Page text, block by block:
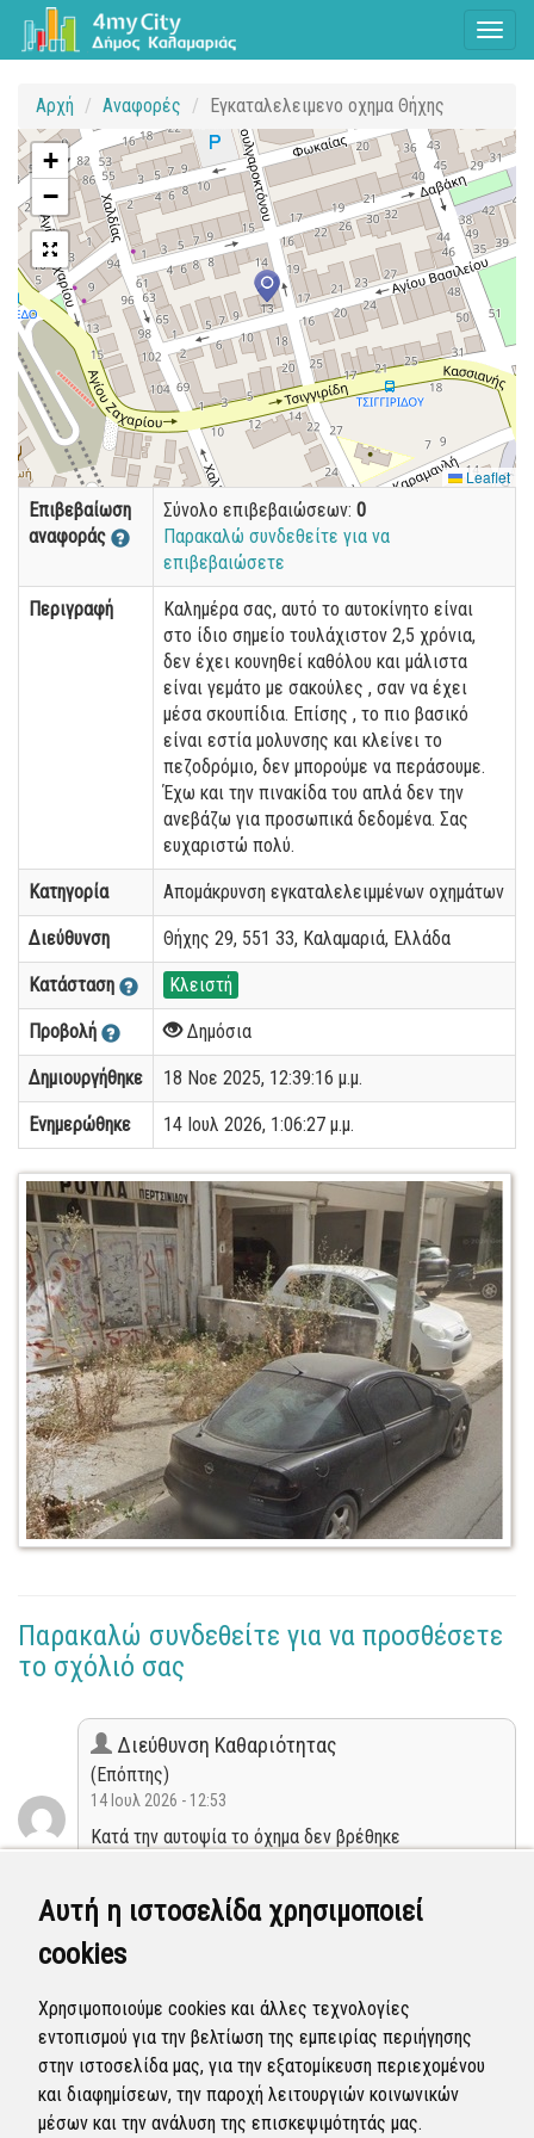
Αυτή η ιστοσελίδα χρησιμοποιεί
cookies
Χρησιμοποιούμε cookies και άλλες τεχνολογίες
εντοπισμού για την βελτίωση της εμπειρίας περιήγησης
στην ιστοσελίδα μας, για την εξατομίκευση περιεχομένου
και διαφημίσεων, την παροχή λειτουργιών κοινωνικών
μέσων και την ανάλυση της επισκεψιμότητάς μας.
Αρχή Αναφορές Εγκαταλελειμενο οχημα Θήχης
+
−
Leaflet
Επιβεβαίωση
αναφοράς
Σύνολο επιβεβαιώσεων: 0
Παρακαλώ συνδεθείτε για να
επιβεβαιώσετε
Περιγραφή
Καλημέρα σας, αυτό το αυτοκίνητο είναι
στο ίδιο σημείο τουλάχιστον 2,5 χρόνια,
δεν έχει κουνηθεί καθόλου και μάλιστα
είναι γεμάτο με σακούλες , σαν να έχει
μέσα σκουπίδια. Επίσης , το πιο βασικό
είναι εστία μολυνσης και κλείνει το
πεζοδρόμιο, δεν μπορούμε να περάσουμε.
Έχω και την πινακίδα του απλά δεν την
ανεβάζω για προσωπικά δεδομένα. Σας
ευχαριστώ πολύ.
Κατηγορία Απομάκρυνση εγκαταλελειμμένων οχημάτων
Διεύθυνση Θήχης 29, 551 33, Καλαμαριά, Ελλάδα
Κατάσταση Κλειστή
Προβολή Δημόσια
Δημιουργήθηκε 18 Νοε 2025, 12:39:16 μ.μ.
Ενημερώθηκε 14 Ιουλ 2026, 1:06:27 μ.μ.
Παρακαλώ συνδεθείτε για να προσθέσετε
το σχόλιό σας
Διεύθυνση Καθαριότητας
(Επόπτης)
14 Ιουλ 2026 - 12:53
Κατά την αυτοψία το όχημα δεν βρέθηκε
Διεύθυνση Καθαριότητας
(Επόπτης)
09 Απρ 2026 - 12:57
Η αναφορά προγραμματίστηκε να επιλυθεί.
Προγραμματισμένη